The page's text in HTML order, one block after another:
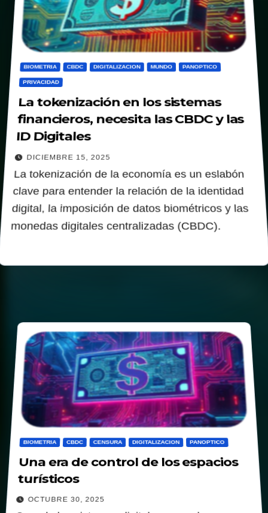
BIOMETRIA CBDC DIGITALIZACION MUNDO PANOPTICO
PRIVACIDAD
La tokenización en los sistemas
financieros, necesita las CBDC y las
ID Digitales
DICIEMBRE 15, 2025
La tokenización de la economía es un eslabón
clave para entender la relación de la identidad
digital, la imposición de datos biométricos y las
monedas digitales centralizadas (CBDC).
BIOMETRIA CBDC CENSURA DIGITALIZACION PANOPTICO
Una era de control de los espacios
turísticos
OCTUBRE 30, 2025